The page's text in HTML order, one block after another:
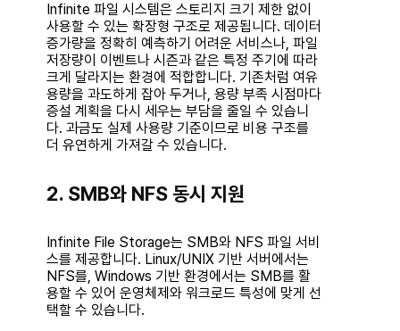
Infinite 파일 시스템은 스토리지 크기 제한 없이
사용할 수 있는 확장형 구조로 제공됩니다. 데이터
증가량을 정확히 예측하기 어려운 서비스나, 파일
저장량이 이벤트나 시즌과 같은 특정 주기에 따라
크게 달라지는 환경에 적합합니다. 기존처럼 여유
용량을 과도하게 잡아 두거나, 용량 부족 시점마다
증설 계획을 다시 세우는 부담을 줄일 수 있습니
다. 과금도 실제 사용량 기준이므로 비용 구조를
더 유연하게 가져갈 수 있습니다.
2. SMB와 NFS 동시 지원
Infinite File Storage는 SMB와 NFS 파일 서비
스를 제공합니다. Linux/UNIX 기반 서버에서는
NFS를, Windows 기반 환경에서는 SMB를 활
용할 수 있어 운영체제와 워크로드 특성에 맞게 선
택할 수 있습니다.